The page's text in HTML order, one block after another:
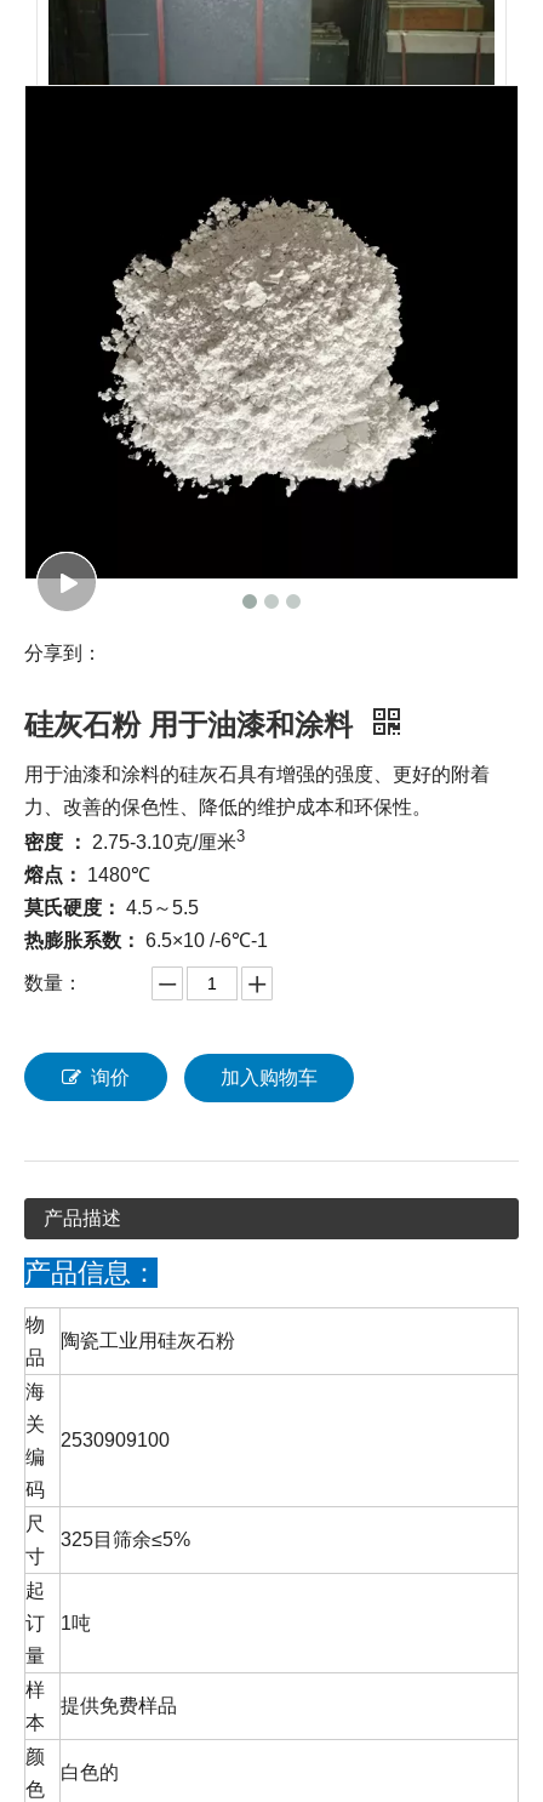
老客户新合作-碳化硅棚板
分享到：
硅灰石粉 用于油漆和涂料
用于油漆和涂料的硅灰石具有增强的强度、更好的附着
力、改善的保色性、降低的维护成本和环保性。
密度 ： 2.75-3.10克/厘米3
熔点： 1480℃
莫氏硬度： 4.5～5.5
热膨胀系数： 6.5×10 /-6℃-1
数量：
询价 加入购物车
产品描述
产品信息：
物
品
陶瓷工业用硅灰石粉
海
关
编
码
2530909100
尺
寸
325目筛余≤5%
起
订
量
1吨
样
本
提供免费样品
颜
色
白色的